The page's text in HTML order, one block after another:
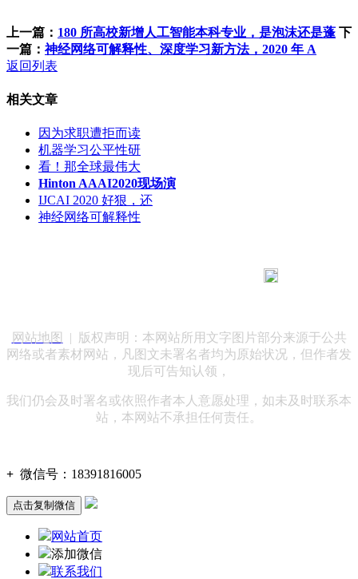
上一篇： 180 所高校新增人工智能本科专业，是泡沫还是蓬 下
一篇：神经网络可解释性、深度学习新方法，2020 年 A
返回列表
相关文章
因为求职遭拒而读
机器学习公平性研
看！那全球最伟大
Hinton AAAI2020现场演
IJCAI 2020 好狠，还
神经网络可解释性
网站地图
| 版权声明：本网站所用文字图片部分来源于公共
网络或者素材网站，凡图文未署名者均为原始状况，但作者发
现后可告知认领，
我们仍会及时署名或依照作者本人意愿处理，如未及时联系本
站，本网站不承担任何责任。
+ 微信号： 18391816005
点击复制微信
网站首页
添加微信
联系我们